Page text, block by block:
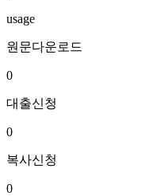
usage
원문다운로드
0
대출신청
0
복사신청
0